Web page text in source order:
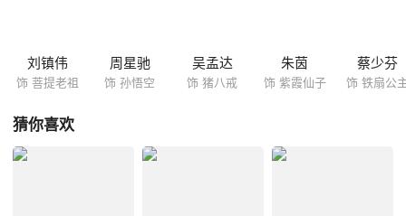
刘镇伟
饰 菩提老祖
周星驰
饰 孙悟空
吴孟达
饰 猪八戒
朱茵
饰 紫霞仙子
蔡少芬
饰 铁扇公
猜你喜欢